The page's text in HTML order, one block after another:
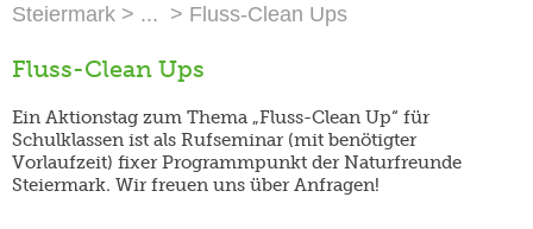
Steiermark Fluss-Clean Ups
Fluss-Clean Ups
Ein Aktionstag zum Thema „Fluss-Clean Up“ für
Schulklassen ist als Rufseminar (mit benötigter
Vorlaufzeit) fixer Programmpunkt der Naturfreunde
Steiermark. Wir freuen uns über Anfragen!